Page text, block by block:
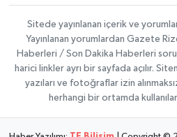
Sitede yayınlanan içerik ve
Yayınlanan yorumlardan Gazete
Haberleri / Son Dakika Haberleri
harici linkler ayrı bir sayfada açılır.
yazıları ve fotoğraflar izin
herhangi bir ortamda